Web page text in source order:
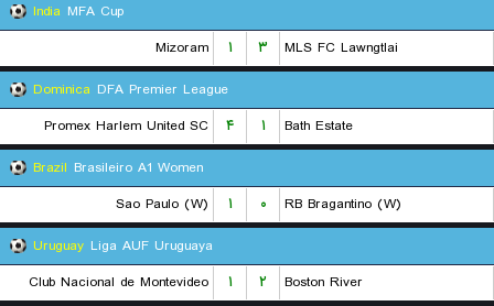
India MFA Cup
Mizoram
۱ ۳
MLS FC Lawngtlai
Dominica DFA Premier League
Promex Harlem United SC
۴ ۱
Bath Estate
Brazil Brasileiro A1 Women
Sao Paulo (W)
۱ ۰
RB Bragantino (W)
Uruguay Liga AUF Uruguaya
Club Nacional de Montevideo
۱ ۲ Boston River